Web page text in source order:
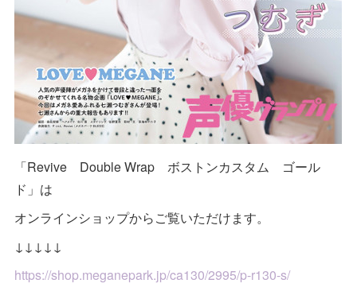
「Revive Double Wrap ボストンカスタム ゴール
ド」は
オンラインショップからご覧いただけます。
↓↓↓↓↓
https://shop.meganepark.jp/ca130/2995/p-r130-s/